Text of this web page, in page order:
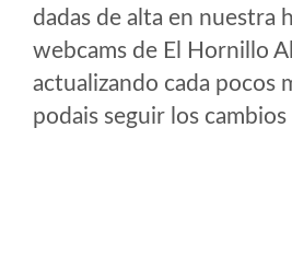
dadas de alta en nuestra
webcams de El Hornillo
actualizando cada pocos
podais seguir los